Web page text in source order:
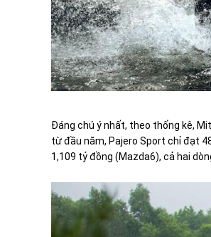
Đáng chú ý nhất, theo thống kê,
từ đầu năm, Pajero Sport chỉ đạt
1,109 tỷ đồng (Mazda6), cả hai